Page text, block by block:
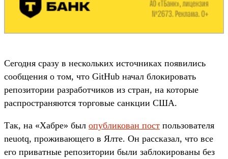
Сегодня сразу в нескольких источниках появились
сообщения о том, что GitHub начал блокировать
репозитории разработчиков из стран, на которые
распространяются торговые санкции США.
Так, на «Хабре» был опубликован пост пользователя
neuotq, проживающего в Ялте. Он рассказал, что все
его приватные репозитории были заблокированы без